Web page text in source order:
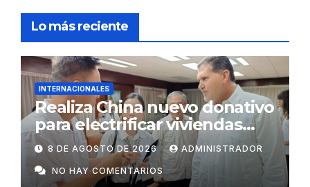
Lo más reciente
INTERNACIONALES
Realiza China nuevo donativo
para electrificar viviendas
rurales aisladas y garantizar
respaldo energético a
centros vitales
8 DE AGOSTO DE 2026 ADMINISTRADOR
NO HAY COMENTARIOS